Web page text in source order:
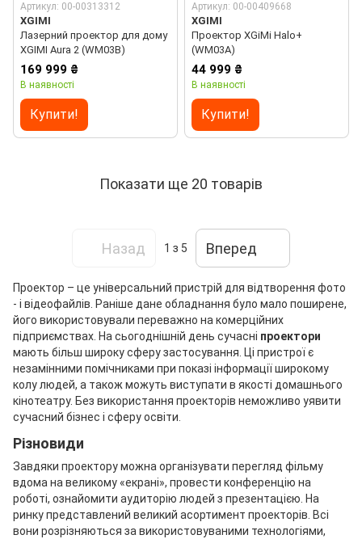
Артикул: 00-00313312
XGIMI
Лазерний проектор для дому
XGIMI Aura 2 (WM03B)
169 999 ₴
В наявності
Купити!
Артикул: 00-00409668
XGIMI
Проектор XGiMi Halo+
(WM03A)
44 999 ₴
В наявності
Купити!
Показати ще 20 товарів
Назад 1 з 5 Вперед
Проектор – це універсальний пристрій для відтворення фото
- і відеофайлів. Раніше дане обладнання було мало поширене,
його використовували переважно на комерційних
підприємствах. На сьогоднішній день сучасні проектори
мають більш широку сферу застосування. Ці пристрої є
незамінними помічниками при показі інформації широкому
колу людей, а також можуть виступати в якості домашнього
кінотеатру. Без використання проекторів неможливо уявити
сучасний бізнес і сферу освіти.
Різновиди
Завдяки проектору можна організувати перегляд фільму
вдома на великому «екрані», провести конференцію на
роботі, ознайомити аудиторію людей з презентацією. На
ринку представлений великий асортимент проекторів. Всі
вони розрізняються за використовуваними технологіями,